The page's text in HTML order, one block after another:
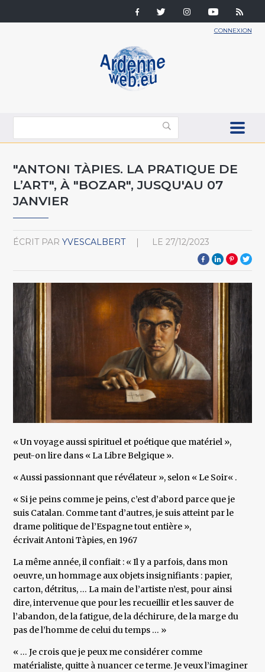
CONNEXION
"ANTONI TÀPIES. LA PRATIQUE DE
L’ART", À "BOZAR", JUSQU'AU 07
JANVIER
ÉCRIT PAR YVESCALBERT LE 27/12/2023
« Un voyage aussi spirituel et poétique que matériel »,
peut-on lire dans « La Libre Belgique ».
« Aussi passionnant que révélateur », selon « Le Soir« .
« Si je peins comme je peins, c’est d’abord parce que je
suis Catalan. Comme tant d’autres, je suis atteint par le
drame politique de l’Espagne tout entière »,
écrivait Antoni Tàpies, en 1967
La même année, il confiait : « Il y a parfois, dans mon
oeuvre, un hommage aux objets insignifiants : papier,
carton, détritus, … La main de l’artiste n’est, pour ainsi
dire, intervenue que pour les recueillir et les sauver de
l’abandon, de la fatigue, de la déchirure, de la marge du
pas de l’homme de celui du temps … »
« … Je crois que je peux me considérer comme
matérialiste, quitte à nuancer ce terme. Je veux l’imaginer